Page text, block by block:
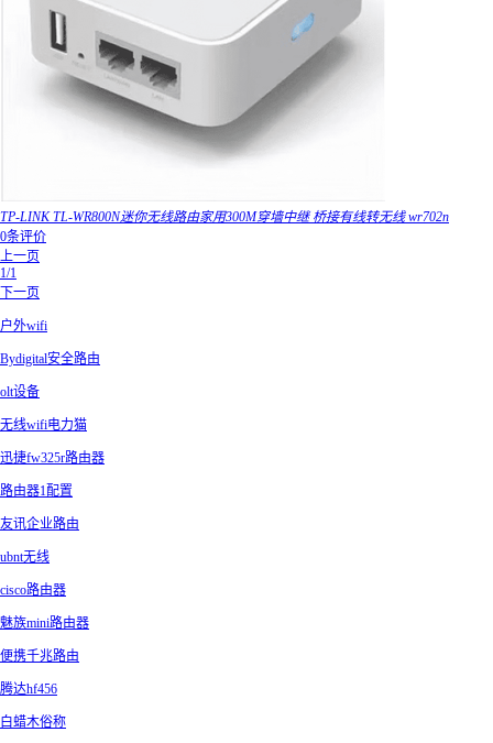
TP-LINK TL-WR800N迷你无线路由家用300M穿墙中继 桥接有线转无线 wr702n
0条评价
上一页
1/1
下一页
户外wifi
Bydigital安全路由
olt设备
无线wifi电力猫
迅捷fw325r路由器
路由器1配置
友讯企业路由
ubnt无线
cisco路由器
魅族mini路由器
便携千兆路由
腾达hf456
白蜡木俗称